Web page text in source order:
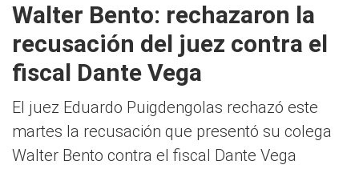
Walter Bento: rechazaron la
recusación del juez contra el
fiscal Dante Vega
El juez Eduardo Puigdengolas rechazó este
martes la recusación que presentó su colega
Walter Bento contra el fiscal Dante Vega